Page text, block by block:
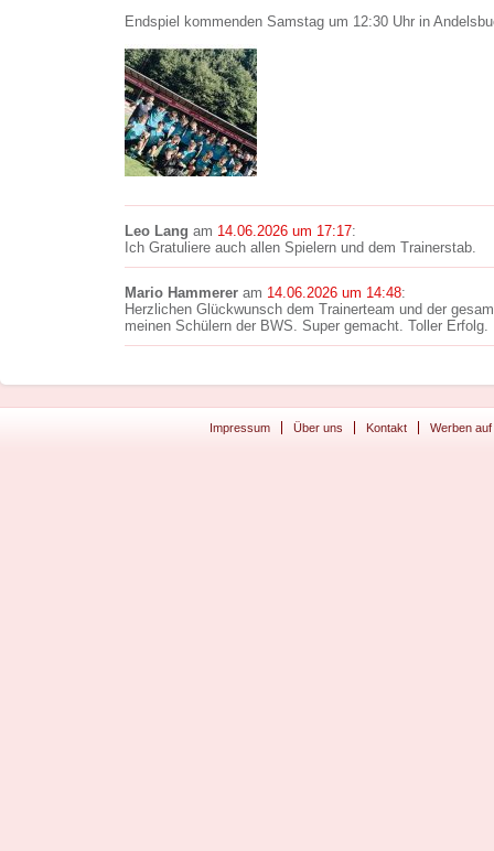
Endspiel kommenden Samstag um 12:30 Uhr in
Leo Lang am 14.06.2026 um 17:17:
Ich Gratuliere auch allen Spielern und dem Trainerstab.
Mario Hammerer am 14.06.2026 um 14:48:
Herzlichen Glückwunsch dem Trainerteam und der
meinen Schülern der BWS. Super gemacht. Toller Erfolg.
Impressum Über uns Kontakt Werben